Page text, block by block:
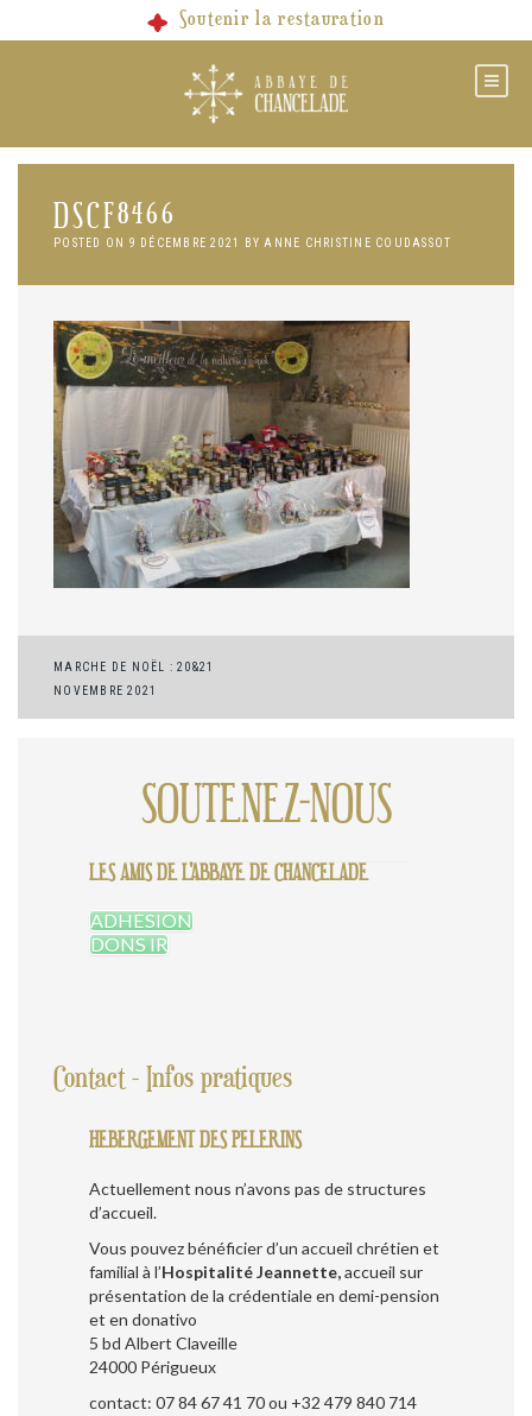
Soutenir la restauration
DSCF8466
POSTED ON 9 DÉCEMBRE 2021 BY ANNE CHRISTINE COUDASSOT
Navigation
de
MARCHE DE NOËL : 20&21
NOVEMBRE 2021
SOUTENEZ-NOUS
LES AMIS DE L'ABBAYE DE CHANCELADE
ADHESION
DONS IR
Contact - Infos pratiques
HEBERGEMENT DES PELERINS
Actuellement nous n’avons pas de structures
d’accueil.
Vous pouvez bénéficier d’un accueil chrétien et
familial à l’Hospitalité Jeannette,accueil sur
présentation de la crédentiale en demi-pension
et en donativo
5 bd Albert Claveille
24000 Périgueux
contact: 07 84 67 41 70 ou +32 479 840 714